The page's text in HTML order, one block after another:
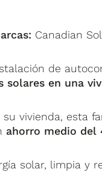
Canadian
de
solares en una
vivienda, esta
ahorro medio del
solar, limpia y